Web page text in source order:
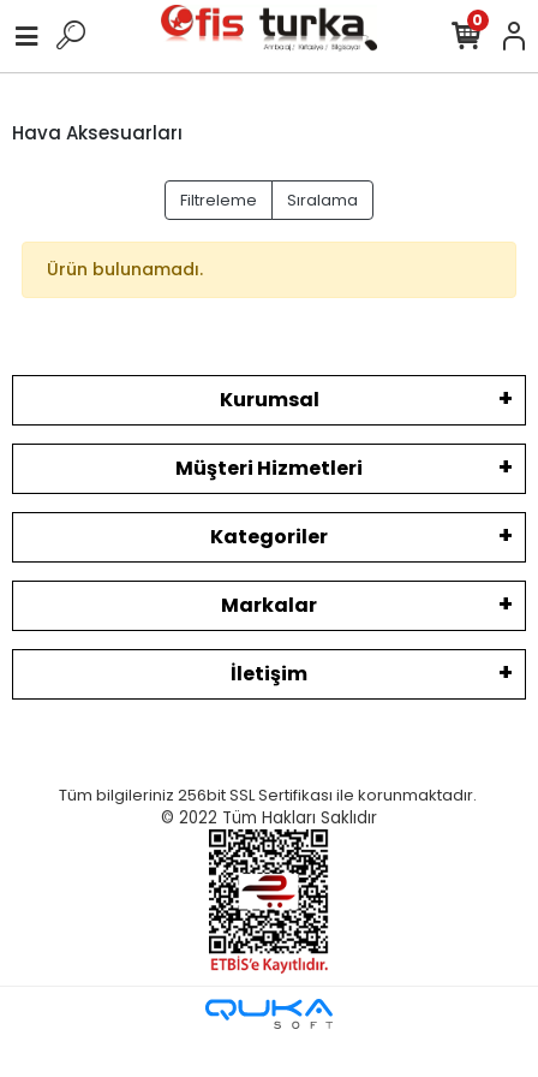
0
Hava Aksesuarları
Filtreleme Sıralama
Ürün bulunamadı.
Kurumsal
Müşteri Hizmetleri
Kategoriler
Markalar
İletişim
Tüm bilgileriniz 256bit SSL Sertifikası ile korunmaktadır.
© 2022 Tüm Hakları Saklıdır